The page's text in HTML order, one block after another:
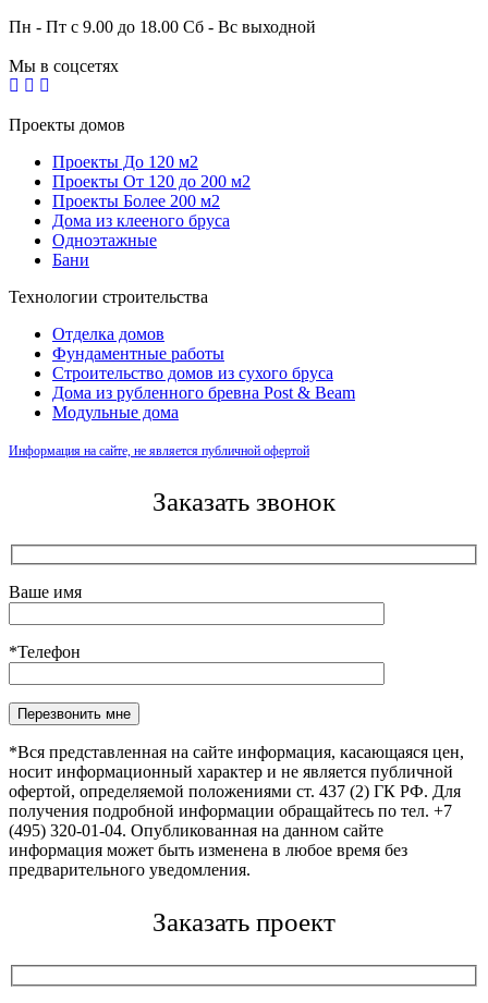
Пн - Пт с 9.00 до 18.00 Сб - Вс выходной
Мы в соцсетях
Проекты домов
Проекты До 120 м2
Проекты От 120 до 200 м2
Проекты Более 200 м2
Дома из клееного бруса
Одноэтажные
Бани
Технологии строительства
Отделка домов
Фундаментные работы
Строительство домов из сухого бруса
Дома из рубленного бревна Post & Beam
Модульные дома
Информация на сайте, не является публичной офертой
Заказать звонок
Ваше имя
*Телефон
Оставьте это поле пустым.
*Вся представленная на сайте информация, касающаяся цен,
носит информационный характер и не является публичной
офертой, определяемой положениями ст. 437 (2) ГК РФ. Для
получения подробной информации обращайтесь по тел. +7
(495) 320-01-04. Опубликованная на данном сайте
информация может быть изменена в любое время без
предварительного уведомления.
Заказать проект